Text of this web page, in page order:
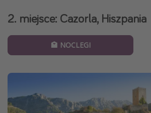
2. miejsce: Cazorla, Hiszpania
🏩 NOCLEGI